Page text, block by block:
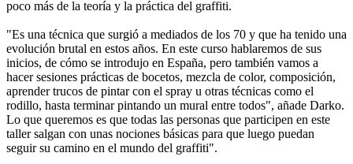
poco más de la teoría y la práctica del graffiti.
"Es una técnica que surgió a mediados de los 70 y que ha tenido una
evolución brutal en estos años. En este curso hablaremos de sus
inicios, de cómo se introdujo en España, pero también vamos a
hacer sesiones prácticas de bocetos, mezcla de color, composición,
aprender trucos de pintar con el spray u otras técnicas como el
rodillo, hasta terminar pintando un mural entre todos", añade Darko.
Lo que queremos es que todas las personas que participen en este
taller salgan con unas nociones básicas para que luego puedan
seguir su camino en el mundo del graffiti".